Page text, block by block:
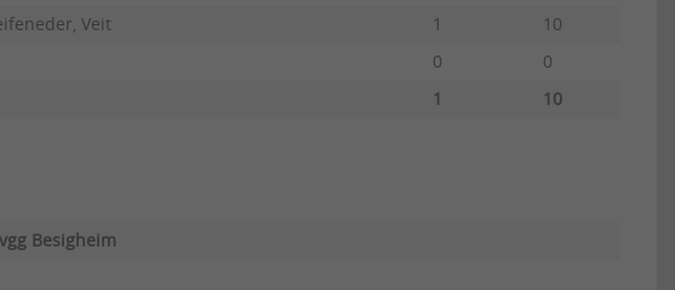
Veit 1
10
0
0
1
10
Besigheim